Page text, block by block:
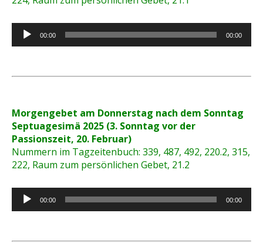
Audio-
Player
00:00 00:00
Morgengebet am Donnerstag nach dem Sonntag
Septuagesimä 2025 (3. Sonntag vor der
Passionszeit, 20. Februar)
Nummern im Tagzeitenbuch: 339, 487, 492, 220.2, 315,
222, Raum zum persönlichen Gebet, 21.2
Audio-
Player
00:00 00:00